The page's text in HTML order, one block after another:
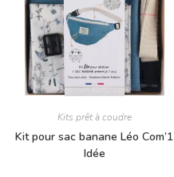
Kits prêt à coudre
Kit pour sac banane Léo Com’1
Idée